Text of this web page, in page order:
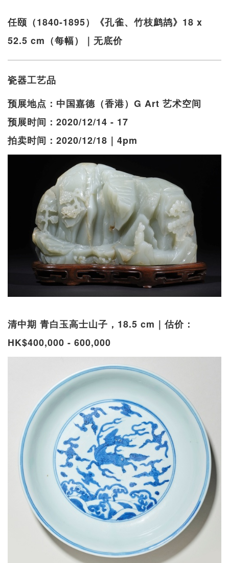
任颐（1840-1895）《孔雀、竹枝鹧鸪》18 x
52.5 cm（每幅）｜无底价
瓷器工艺品
预展地点：中国嘉德（香港）G Art 艺术空间
预展时间：2020/12/14 - 17
拍卖时间：2020/12/18｜4pm
清中期 青白玉高士山子，18.5 cm｜估价：
HK$400,000 - 600,000